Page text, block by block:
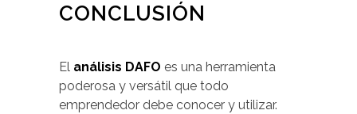
CONCLUSIÓN
El análisis DAFO es una herramienta
poderosa y versátil que todo
emprendedor debe conocer y utilizar.